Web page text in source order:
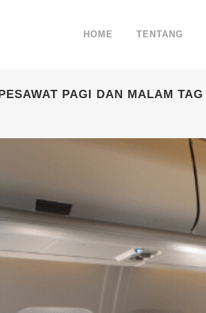
HOME TENTANG
PAGI DAN MALAM TAG